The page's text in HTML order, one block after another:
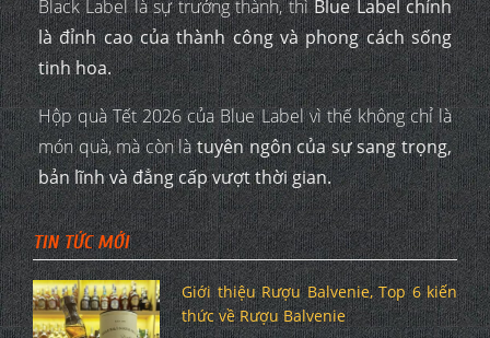
Black Label là sự trưởng thành, thìBlue Label chính
là đỉnh cao của thành công và phong cách sống
tinh hoa.
Hộp quà Tết 2026 của Blue Label vì thế không chỉ là
món quà, mà còn làtuyên ngôn của sự sang trọng,
bản lĩnh và đẳng cấp vượt thời gian.
TIN TỨC MỚI
Giới thiệu Rượu Balvenie, Top 6 kiến
thức về Rượu Balvenie